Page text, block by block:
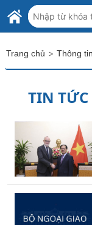
Skip to Main
BỘ NGOẠI
MINISTRY OF
Trang chủ > Thông
TIN